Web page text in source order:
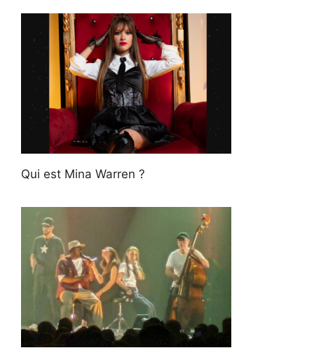
Qui est Mina Warren ?